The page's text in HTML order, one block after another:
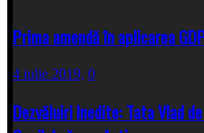
Prima amendă în aplicarea
4 iulie 2019, 0
Dezvăluiri Inedite: Tata Vlad